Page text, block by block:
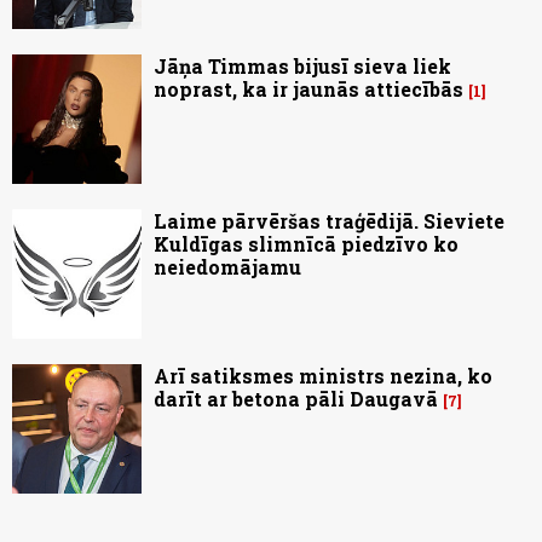
Jāņa Timmas bijusī sieva liek
noprast, ka ir jaunās attiecībās
1
Laime pārvēršas traģēdijā. Sieviete
Kuldīgas slimnīcā piedzīvo ko
neiedomājamu
Arī satiksmes ministrs nezina, ko
darīt ar betona pāli Daugavā
7